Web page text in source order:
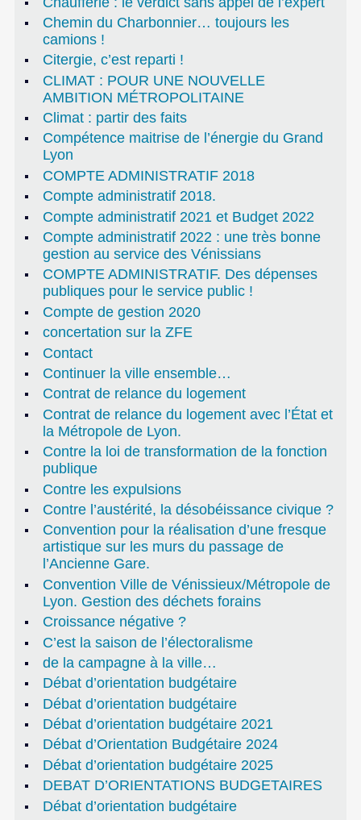
Chemin du Charbonnier… toujours les
camions !
Citergie, c’est reparti !
CLIMAT : POUR UNE NOUVELLE
AMBITION MÉTROPOLITAINE
Climat : partir des faits
Compétence maitrise de l’énergie du Grand
Lyon
COMPTE ADMINISTRATIF 2018
Compte administratif 2018.
Compte administratif 2021 et Budget 2022
Compte administratif 2022 : une très bonne
gestion au service des Vénissians
COMPTE ADMINISTRATIF. Des dépenses
publiques pour le service public !
Compte de gestion 2020
concertation sur la ZFE
Contact
Continuer la ville ensemble…
Contrat de relance du logement
Contrat de relance du logement avec l’État et
la Métropole de Lyon.
Contre la loi de transformation de la fonction
publique
Contre les expulsions
Contre l’austérité, la désobéissance civique ?
Convention pour la réalisation d’une fresque
artistique sur les murs du passage de
l’Ancienne Gare.
Convention Ville de Vénissieux/Métropole de
Lyon. Gestion des déchets forains
Croissance négative ?
C’est la saison de l’électoralisme
de la campagne à la ville…
Débat d’orientation budgétaire
Débat d’orientation budgétaire
Débat d’orientation budgétaire 2021
Débat d’Orientation Budgétaire 2024
Débat d’orientation budgétaire 2025
DEBAT D’ORIENTATIONS BUDGETAIRES
Débat d’orientation budgétaire